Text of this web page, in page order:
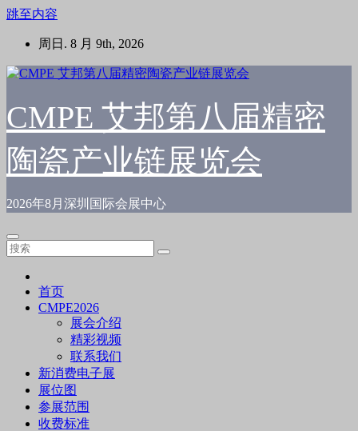
跳至内容
周日. 8 月 9th, 2026
CMPE 艾邦第八届精密
陶瓷产业链展览会
2026年8月深圳国际会展中心
首页
CMPE2026
展会介绍
精彩视频
联系我们
新消费电子展
展位图
参展范围
收费标准